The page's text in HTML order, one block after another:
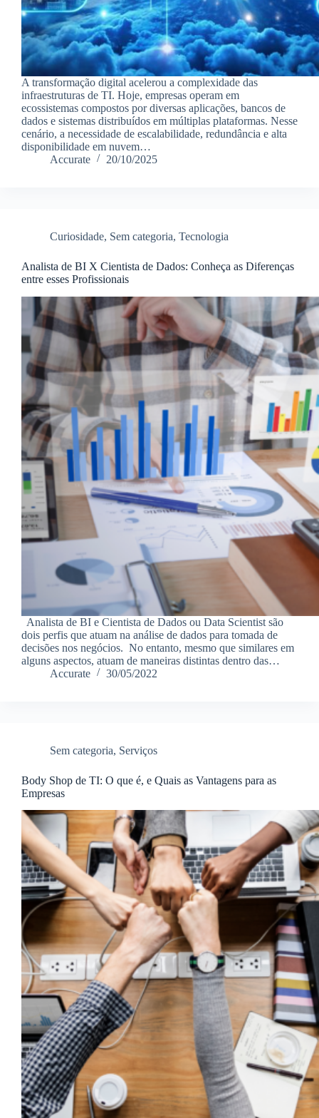
A transformação digital acelerou a complexidade das
infraestruturas de TI. Hoje, empresas operam em
ecossistemas compostos por diversas aplicações, bancos de
dados e sistemas distribuídos em múltiplas plataformas. Nesse
cenário, a necessidade de escalabilidade, redundância e alta
disponibilidade em nuvem…
Accurate
20/10/2025
Curiosidade, Sem categoria, Tecnologia
Analista de BI X Cientista de Dados: Conheça as Diferenças
entre esses Profissionais
Analista de BI e Cientista de Dados ou Data Scientist são
dois perfis que atuam na análise de dados para tomada de
decisões nos negócios. No entanto, mesmo que similares em
alguns aspectos, atuam de maneiras distintas dentro das…
Accurate
30/05/2022
Sem categoria, Serviços
Body Shop de TI: O que é, e Quais as Vantagens para as
Empresas